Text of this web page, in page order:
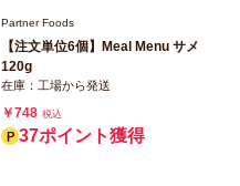
Partner Foods
【注文単位6個】Meal Menu サメ
120g
在庫：工場から発送
￥748 税込
37ポイント獲得